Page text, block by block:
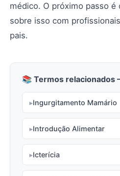
médico. O próximo passo é
sobre isso com
pais.
📚 Termos relacionados
Ingurgitamento Mamário
Introdução Alimentar
Icterícia